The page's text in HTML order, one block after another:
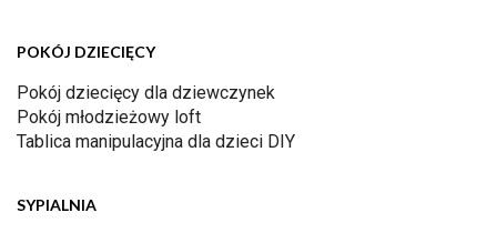
POKÓJ DZIECIĘCY
Pokój dziecięcy dla dziewczynek
Pokój młodzieżowy loft
Tablica manipulacyjna dla dzieci DIY
SYPIALNIA